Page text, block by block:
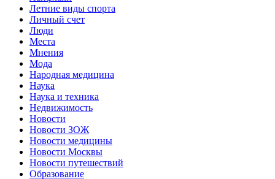
Летние виды спорта
Личный счет
Люди
Места
Мнения
Мода
Народная медицина
Наука
Наука и техника
Недвижимость
Новости
Новости ЗОЖ
Новости медицины
Новости Москвы
Новости путешествий
Образование